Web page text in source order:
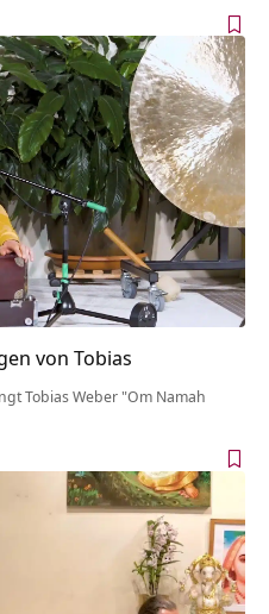
von Tobias
Tobias Weber "Om Namah